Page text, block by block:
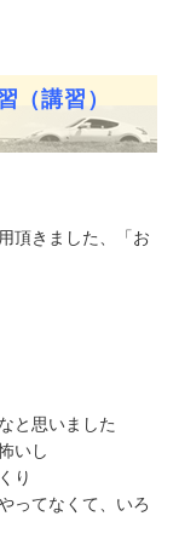
（講習）
頂きました、「お
と思いました
いし
り
ってなくて、いろ